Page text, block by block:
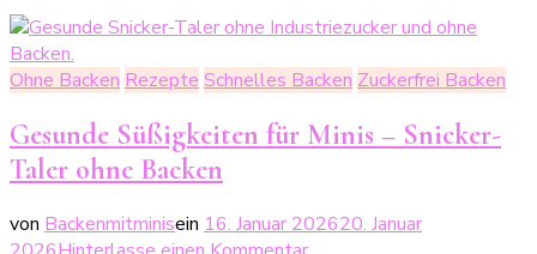
Müslistangen
für
Kinder
Ohne Backen Rezepte Schnelles Backen Zuckerfrei Backen
Gesunde Süßigkeiten für Minis – Snicker-
Taler ohne Backen
von Backenmitminisein 16. Januar 202620. Januar